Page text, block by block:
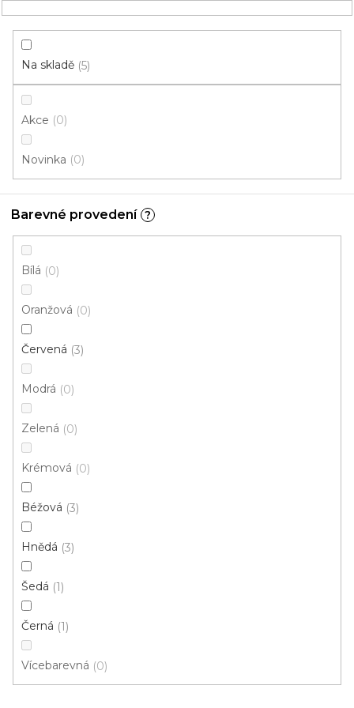
obsah
HLEDAT
NÁKUPNÍ
běhouny
6,00 mm
Řadit podle:
ZAVŘÍT FILTR
Na skladě 5
Akce 0
Novinka 0
Barevné provedení ?
Bílá 0
Oranžová 0
Červená 3
Modrá 0
Zelená 0
Krémová 0
Béžová 3
Hnědá 3
Šedá 1
Černá 1
Vícebarevná 0